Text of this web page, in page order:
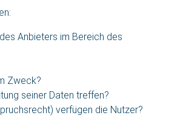
Anbieters im Bereich des
Zweck?
seiner Daten treffen?
verfügen die Nutzer?